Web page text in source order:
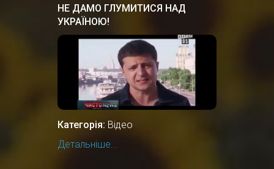
НЕ ДАМО ГЛУМИТИСЯ НАД
УКРАЇНОЮ!
Категорія: Відео
Детальніше...